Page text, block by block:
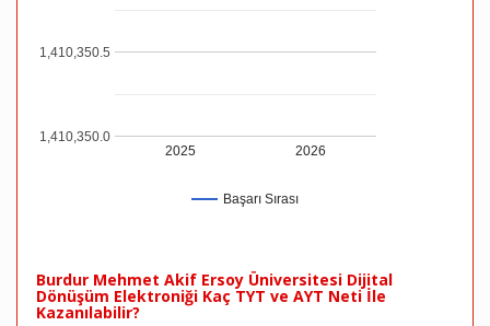
Başarı Sırası
2025 2026
1,410,350.0
1,410,350.5
Burdur Mehmet Akif Ersoy Üniversitesi Dijital
Dönüşüm Elektroniği Kaç TYT ve AYT Neti İle
Kazanılabilir?